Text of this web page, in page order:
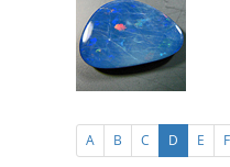
A B C D E F